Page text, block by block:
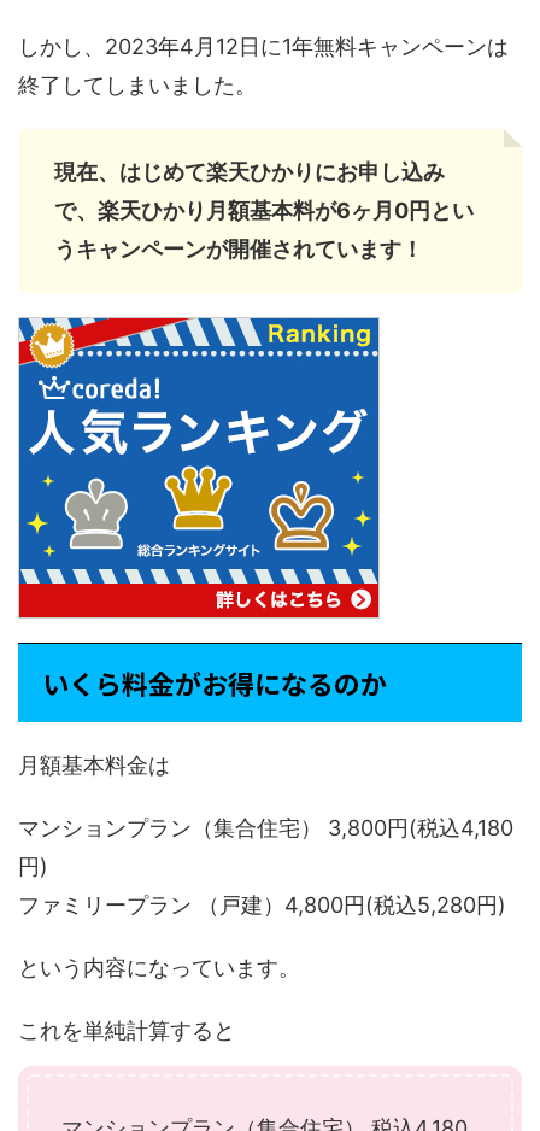
しかし、2023年4月12日に1年無料キャンペーンは
終了してしまいました。
現在、はじめて楽天ひかりにお申し込み
で、楽天ひかり月額基本料が6ヶ月0円とい
うキャンペーンが開催されています！
いくら料金がお得になるのか
月額基本料金は
マンションプラン（集合住宅） 3,800円(税込4,180
円)
ファミリープラン （戸建）4,800円(税込5,280円)
という内容になっています。
これを単純計算すると